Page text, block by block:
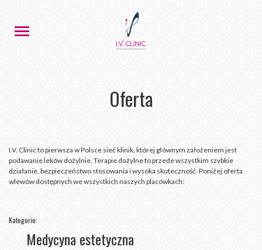
Oferta
I.V. Clinic to pierwsza w Polsce sieć klinik, której głównym założeniem jest
podawanie leków dożylnie. Terapie dożylne to przede wszystkim szybkie
działanie, bezpieczeństwo stosowania i wysoka skuteczność. Poniżej oferta
wlewów dostępnych we wszystkich naszych placówkach:
Kategorie:
Medycyna estetyczna